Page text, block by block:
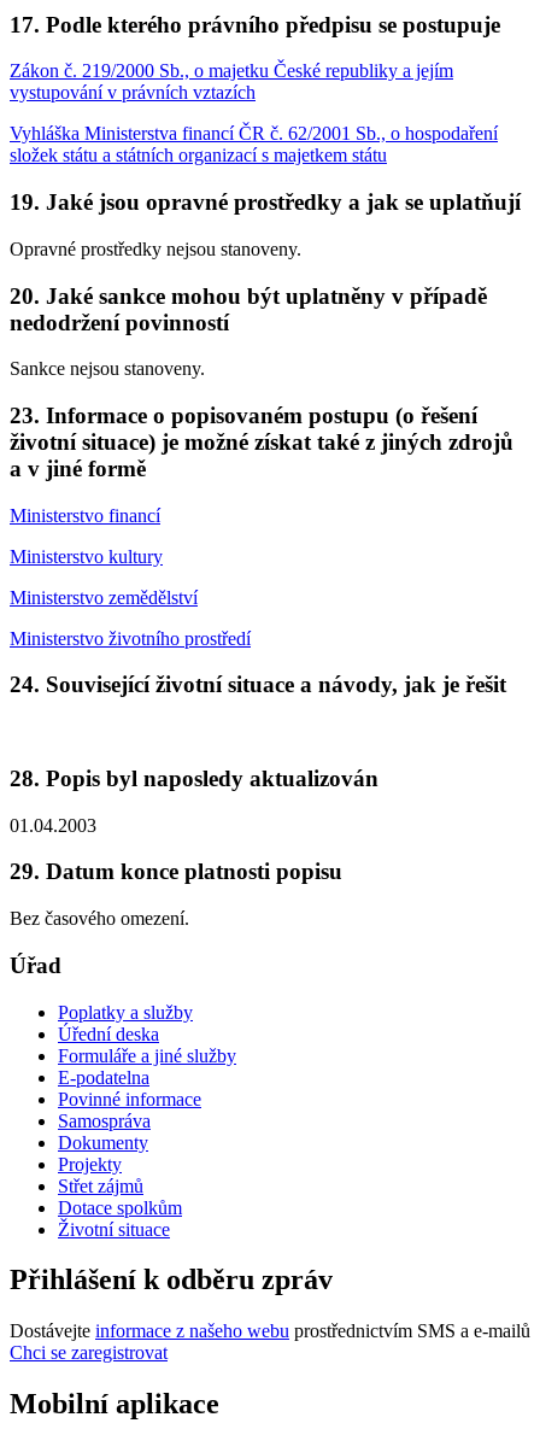
17. Podle kterého právního předpisu se postupuje
Zákon č. 219/2000 Sb., o majetku České republiky a jejím
vystupování v právních vztazích
Vyhláška Ministerstva financí ČR č. 62/2001 Sb., o hospodaření
složek státu a státních organizací s majetkem státu
19. Jaké jsou opravné prostředky a jak se uplatňují
Opravné prostředky nejsou stanoveny.
20. Jaké sankce mohou být uplatněny v případě
nedodržení povinností
Sankce nejsou stanoveny.
23. Informace o popisovaném postupu (o řešení
životní situace) je možné získat také z jiných zdrojů
a v jiné formě
Ministerstvo financí
Ministerstvo kultury
Ministerstvo zemědělství
Ministerstvo životního prostředí
24. Související životní situace a návody, jak je řešit
28. Popis byl naposledy aktualizován
01.04.2003
29. Datum konce platnosti popisu
Bez časového omezení.
Úřad
Poplatky a služby
Úřední deska
Formuláře a jiné služby
E-podatelna
Povinné informace
Samospráva
Dokumenty
Projekty
Střet zájmů
Dotace spolkům
Životní situace
Přihlášení k odběru zpráv
Dostávejte informace z našeho webu prostřednictvím SMS a e-mailů
Chci se zaregistrovat
Mobilní aplikace